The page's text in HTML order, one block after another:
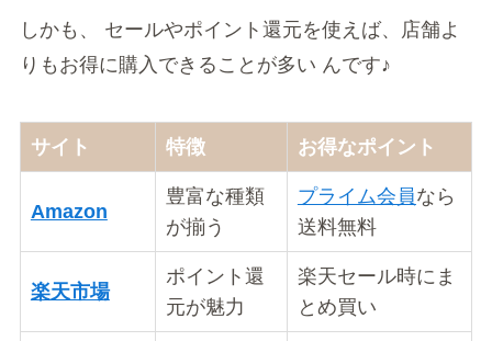
しかも、 セールやポイント還元を使えば、店舗よ
りもお得に購入できることが多い んです♪
サイト 特徴 お得なポイント
Amazon
豊富な種類
が揃う
プライム会員なら
送料無料
楽天市場
ポイント還
元が魅力
楽天セール時にま
とめ買い